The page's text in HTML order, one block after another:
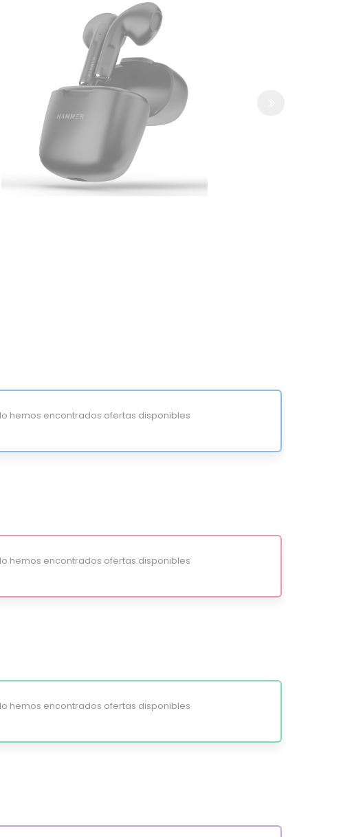
hemos encontrados ofertas disponibles
hemos encontrados ofertas disponibles
hemos encontrados ofertas disponibles